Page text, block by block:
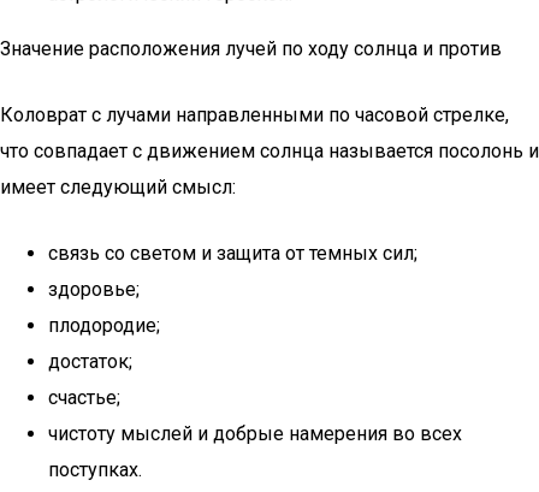
Значение расположения лучей по ходу солнца и против
Коловрат с лучами направленными по часовой стрелке,
что совпадает с движением солнца называется посолонь и
имеет следующий смысл:
связь со светом и защита от темных сил;
здоровье;
плодородие;
достаток;
счастье;
чистоту мыслей и добрые намерения во всех
поступках.